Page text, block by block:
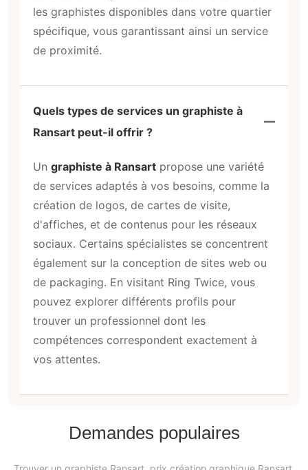
les graphistes disponibles dans votre quartier
spécifique, vous garantissant ainsi un service
de proximité.
Quels types de services un graphiste à
Ransart peut-il offrir ?
Un graphiste à Ransart propose une variété
de services adaptés à vos besoins, comme la
création de logos, de cartes de visite,
d'affiches, et de contenus pour les réseaux
sociaux. Certains spécialistes se concentrent
également sur la conception de sites web ou
de packaging. En visitant Ring Twice, vous
pouvez explorer différents profils pour
trouver un professionnel dont les
compétences correspondent exactement à
vos attentes.
Demandes populaires